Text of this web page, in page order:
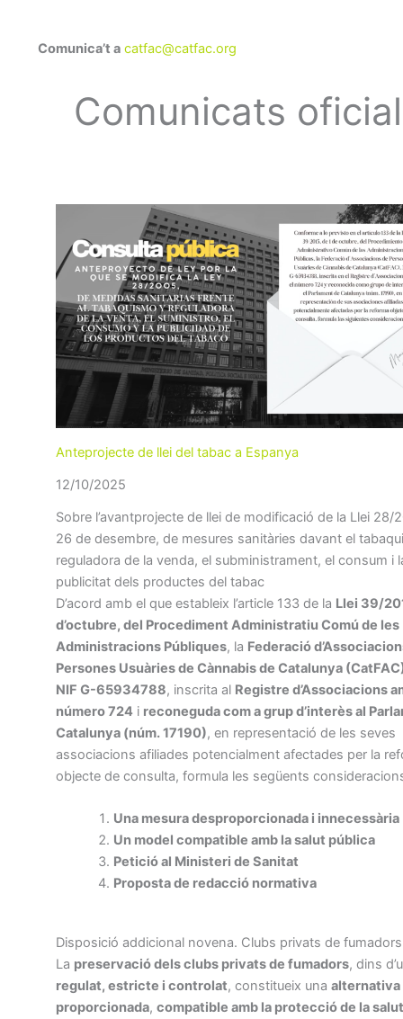
Comunica’t a catfac@catfac.org
Comunicats
Anteprojecte de llei del tabac a Espanya
12/10/2025
Sobre l’avantprojecte de llei de modificació de la Llei 28/
26 de desembre, de mesures sanitàries davant el
reguladora de la venda, el subministrament, el consum i
publicitat dels productes del tabac
D’acord amb el que estableix l’article 133 de la Llei 39/
d’octubre, del Procediment Administratiu Comú de les
Administracions Públiques, la Federació
Persones Usuàries de Cànnabis de Catalunya
NIF G-65934788, inscrita al Registre d’Associacions
número 724i reconeguda com a grup d’interès al
Catalunya (núm. 17190), en representació de les seves
associacions afiliades potencialment afectades per la
objecte de consulta, formula les següents
Una mesura desproporcionada i innecessària
Un model compatible amb la salut pública
Petició al Ministeri de Sanitat
Proposta de redacció normativa
Disposició addicional novena. Clubs privats de fumadors
La preservació dels clubs privats de fumadors, dins
regulat, estricte i controlat, constitueix una alternativa
proporcionada, compatible amb la protecció de la